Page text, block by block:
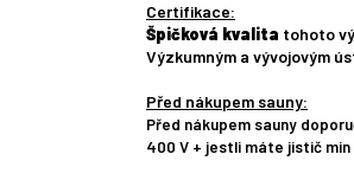
Certifikace:
Špičková kvalita tohoto
Výzkumným a vývojovým
Před nákupem sauny:
Před nákupem sauny
400 V + jestli máte jistič